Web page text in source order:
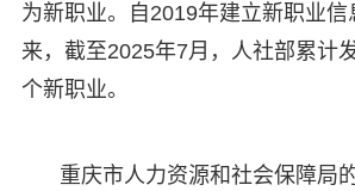
为新职业。自2019年建立新职业信
来，截至2025年7月，人社部累计
个新职业。
重庆市人力资源和社会保障局